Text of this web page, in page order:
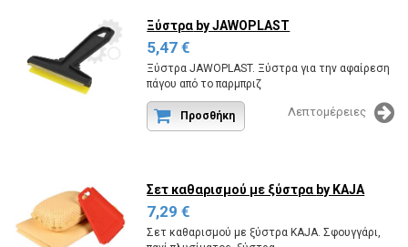
Ξύστρα by JAWOPLAST
5,47 €
Ξύστρα JAWOPLAST. Ξύστρα για την αφαίρεση
πάγου από το παρμπριζ
Κωδικός εργοστασίου:SCRAPER MURSKA.
Προσθήκη
Λεπτομέρειες
Σετ καθαρισμού με ξύστρα by KAJA
7,29 €
Σετ καθαρισμού με ξύστρα KAJA. Σφουγγάρι,